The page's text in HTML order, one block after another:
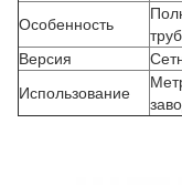
Особенность
Версия
Использование